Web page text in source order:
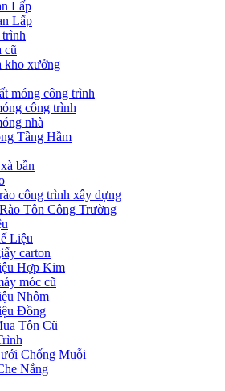
Lấp
Lấp
trình
cũ
kho xưởng
móng công trình
công trình
nhà
Tầng Hầm
bần
công trình xây dựng
Tôn Công Trường
Liệu
carton
Hợp Kim
móc cũ
Nhôm
Đồng
Tôn Cũ
Chống Muỗi
Nắng